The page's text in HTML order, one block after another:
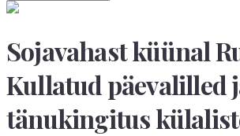
Sojavahast küünal
Kullatud päevalilled
tänukingitus